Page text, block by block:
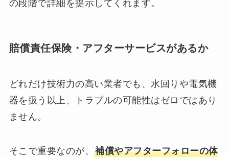
の段階で詳細を提示してくれます。
賠償責任保険・アフターサービスがあるか
どれだけ技術力の高い業者でも、水回りや電気機
器を扱う以上、トラブルの可能性はゼロではあり
ません。
そこで重要なのが、補償やアフターフォローの体